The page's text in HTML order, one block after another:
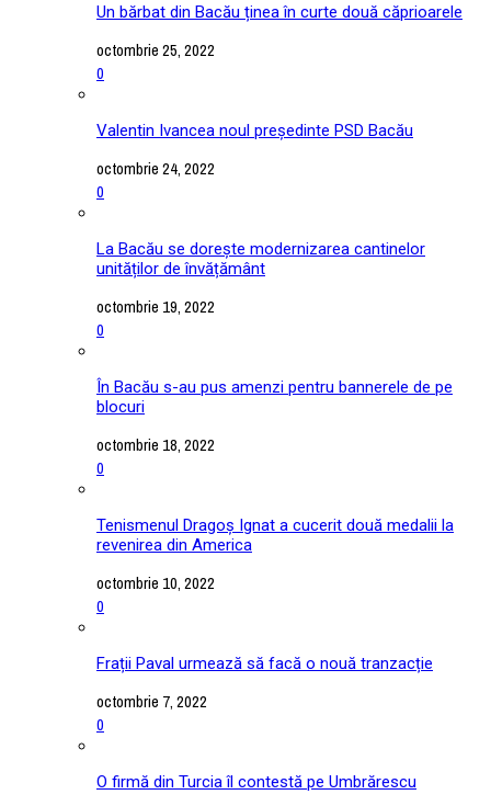
Un bărbat din Bacău ținea în curte două căprioarele
octombrie 25, 2022
0
Valentin Ivancea noul președinte PSD Bacău
octombrie 24, 2022
0
La Bacău se dorește modernizarea cantinelor
unităților de învățământ
octombrie 19, 2022
0
În Bacău s-au pus amenzi pentru bannerele de pe
blocuri
octombrie 18, 2022
0
Tenismenul Dragoș Ignat a cucerit două medalii la
revenirea din America
octombrie 10, 2022
0
Frații Paval urmează să facă o nouă tranzacție
octombrie 7, 2022
0
O firmă din Turcia îl contestă pe Umbrărescu